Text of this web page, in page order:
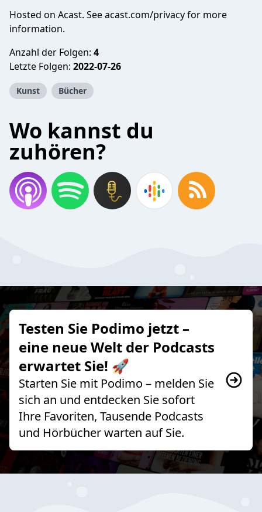
Hosted on Acast. Seeacast.com/privacyfor more
information.
Anzahl der Folgen: 4
Letzte Folgen: 2022-07-26
Kunst Bücher
Wo kannst du
zuhören?
Testen Sie Podimo jetzt –
eine neue Welt der Podcasts
erwartet Sie! 🚀
Starten Sie mit Podimo – melden Sie
sich an und entdecken Sie sofort
Ihre Favoriten, Tausende Podcasts
und Hörbücher warten auf Sie.